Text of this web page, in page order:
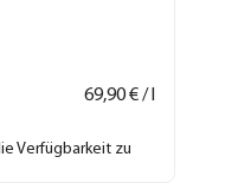
69,90€ / l
Verfügbarkeit zu